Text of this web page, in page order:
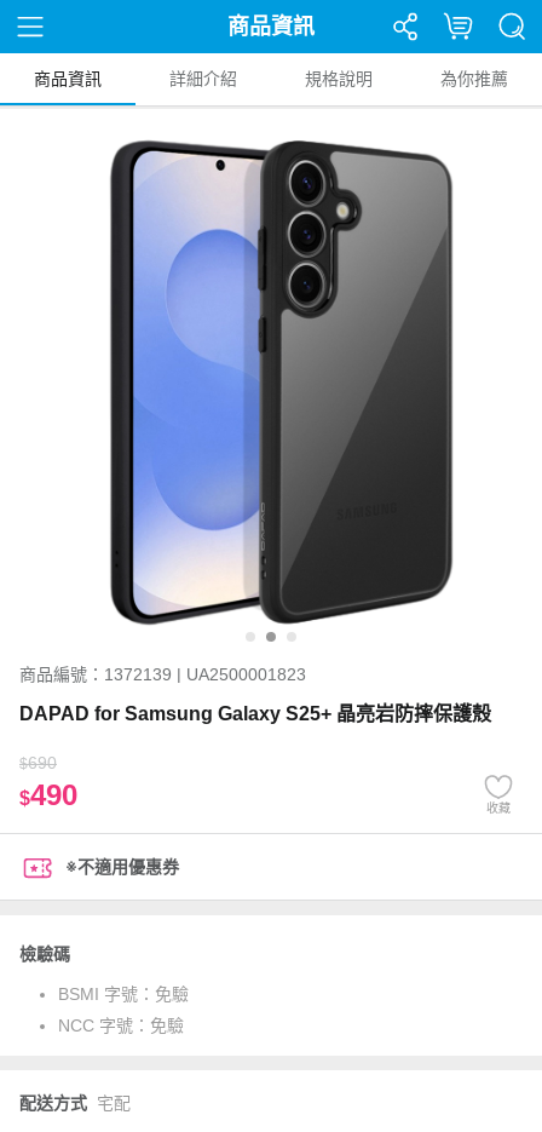
商品資訊
商品資訊 詳細介紹 規格說明 為你推薦
商品編號：1372139 | UA2500001823
DAPAD for Samsung Galaxy S25+ 晶亮岩防摔保護殼
$690
$490 收藏
※不適用優惠券
檢驗碼
BSMI 字號： 免驗
NCC 字號： 免驗
配送方式 宅配